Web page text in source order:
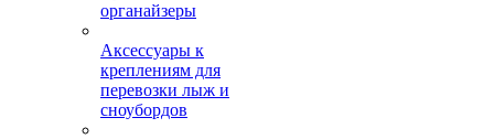
органайзеры
Аксессуары к
креплениям для
перевозки лыж и
сноубордов